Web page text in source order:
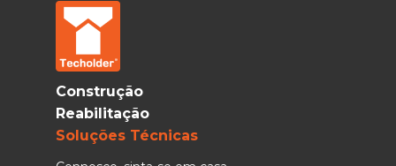
Construção
Reabilitação
Soluções Técnicas